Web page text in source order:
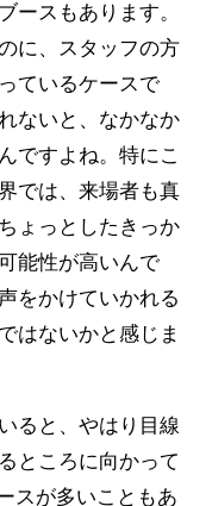
ースもあります。
に、スタッフの方
ているケースで
ないと、なかなか
ですよね。特にこ
では、来場者も真
ょっとしたきっか
能性が高いんで
をかけていかれる
はないかと感じま
ると、やはり目線
ところに向かって
スが多いこともあ